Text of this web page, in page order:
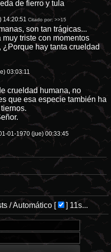
de fierro y tula
14:20:51 Citado por:>>15
son tan trágicas...
triste con momentos
hay tanta crueldad
03:03:11
crueldad humana, no
que esa especie también ha
01-1970 (jue) 00:33:45
/Automático[ ] 11s...